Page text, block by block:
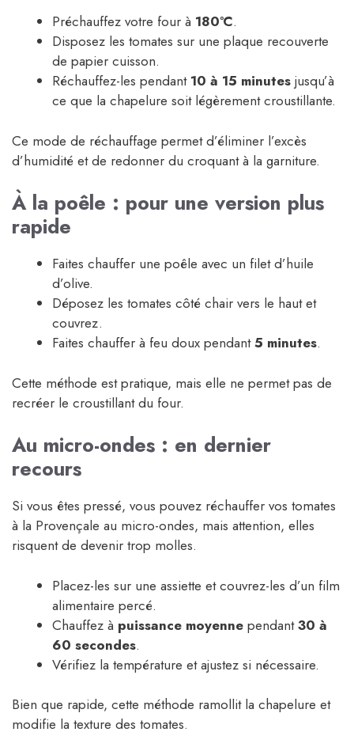
Préchauffez votre four à 180°C.
Disposez les tomates sur une plaque recouverte
de papier cuisson.
Réchauffez-les pendant 10 à 15 minutes jusqu’à
ce que la chapelure soit légèrement croustillante.
Ce mode de réchauffage permet d’éliminer l’excès
d’humidité et de redonner du croquant à la garniture.
À la poêle : pour une version plus
rapide
Faites chauffer une poêle avec un filet d’huile
d’olive.
Déposez les tomates côté chair vers le haut et
couvrez.
Faites chauffer à feu doux pendant5 minutes.
Cette méthode est pratique, mais elle ne permet pas de
recréer le croustillant du four.
Au micro-ondes : en dernier
recours
Si vous êtes pressé, vous pouvez réchauffer vos tomates
à la Provençale au micro-ondes, mais attention, elles
risquent de devenir trop molles.
Placez-les sur une assiette et couvrez-les d’un film
alimentaire percé.
Chauffez à puissance moyenne pendant30 à
60 secondes.
Vérifiez la température et ajustez si nécessaire.
Bien que rapide, cette méthode ramollit la chapelure et
modifie la texture des tomates.